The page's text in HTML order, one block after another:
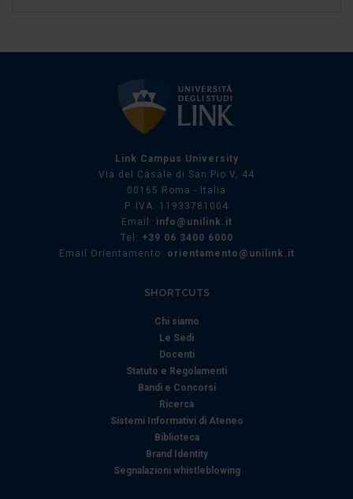
Link Campus University
Via del Casale di San Pio V, 44
00165 Roma - Italia
P. IVA: 11933781004
Email: info@unilink.it
Tel: +39 06 3400 6000
Email Orientamento: orientamento@unilink.it
SHORTCUTS
Chi siamo
Le Sedi
Docenti
Statuto e Regolamenti
Bandi e Concorsi
Ricerca
Sistemi Informativi di Ateneo
Biblioteca
Brand Identity
Segnalazioni whistleblowing